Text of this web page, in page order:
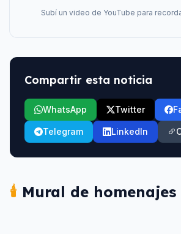
Subí un video de YouTube para
Compartir esta noticia
WhatsApp Twitter
Telegram LinkedIn
🕯️ Mural de homenajes